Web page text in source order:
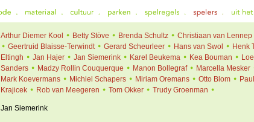
Arthur Diemer Kool Betty Stöve Brenda Schultz Christiaan van Lennep
Geertruid Blaisse-Terwindt
Gerard Scheurleer Hans van Swol Henk
Eltingh
Jan Hajer Jan Siemerink Karel Beukema Kea Bouman
Sanders
Madzy Rollin Couquerque Manon Bollegraf Marcella Mesker
Mark Koevermans
Michiel Schapers Miriam Oremans Otto Blom
Krajicek
Rob van Meegeren Tom Okker Trudy Groenman
Jan Siemerink